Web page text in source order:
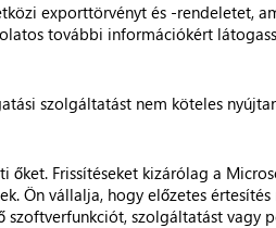
exporttörvényt és -rendeletet,
további információkért
szolgáltatást nem köteles
Frissítéseket kizárólag a
Ön vállalja, hogy előzetes
szolgáltatást vagy